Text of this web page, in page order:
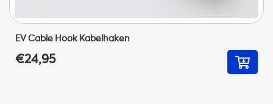
EV Cable Hook Kabelhaken
€24,95